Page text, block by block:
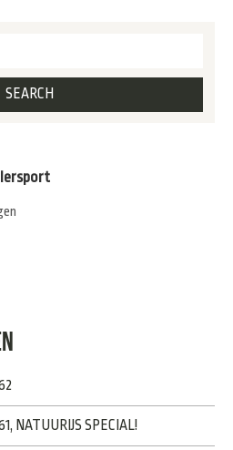
NATUURIJS SPECIAL!